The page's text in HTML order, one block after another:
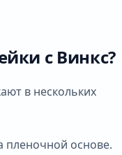
с Винкс?
в нескольких
пленочной основе.